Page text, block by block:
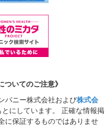
ついてのご注意》
パニー株式会社および株式会
にしています。 正確な情報掲
に保証するものではありませ